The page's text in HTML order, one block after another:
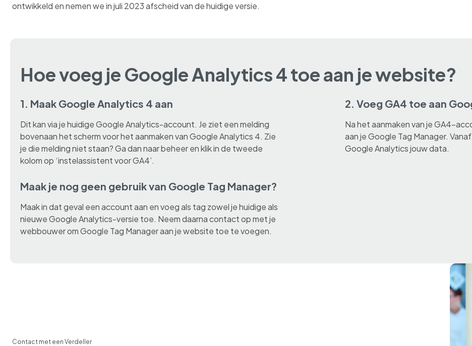
ontwikkeld en nemen we in juli 2023 afscheid van de huidige versie.
Hoe voeg je Google Analytics 4 toe aan je website?
1. Maak Google Analytics 4 aan
Dit kan via je huidige Google Analytics-account. Je ziet een melding
bovenaan het scherm voor het aanmaken van Google Analytics 4. Zie
je die melding niet staan? Ga dan naar beheer en klik in de tweede
kolom op ‘instelassistent voor GA4’.
2. Voeg GA4 toe aan
Na het aanmaken van je GA4-
aan je Google Tag Manager.
Google Analytics jouw data.
Maak je nog geen gebruik van Google Tag Manager?
Maak in dat geval een account aan en voeg als tag zowel je huidige als
nieuwe Google Analytics-versie toe. Neem daarna contact op met je
webbouwer om Google Tag Manager aan je website toe te voegen.
Contact met een Verdeller